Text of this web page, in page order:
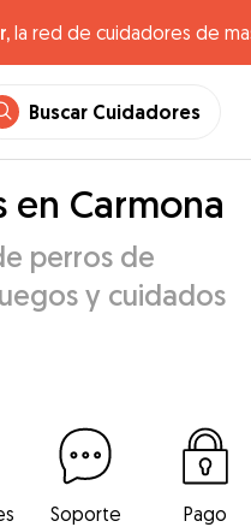
la red de cuidadores de
Buscar Cuidadores
en Carmona
perros de
y cuidados
Soporte
Pago